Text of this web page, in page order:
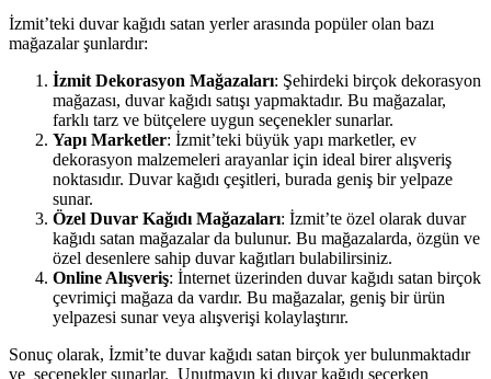
İzmit’teki duvar kağıdı satan yerler arasında popüler olan bazı
mağazalar şunlardır:
İzmit Dekorasyon Mağazaları: Şehirdeki birçok dekorasyon
mağazası, duvar kağıdı satışı yapmaktadır. Bu mağazalar,
farklı tarz ve bütçelere uygun seçenekler sunarlar.
Yapı Marketler: İzmit’teki büyük yapı marketler, ev
dekorasyon malzemeleri arayanlar için ideal birer alışveriş
noktasıdır. Duvar kağıdı çeşitleri, burada geniş bir yelpaze
sunar.
Özel Duvar Kağıdı Mağazaları: İzmit’te özel olarak duvar
kağıdı satan mağazalar da bulunur. Bu mağazalarda, özgün ve
özel desenlere sahip duvar kağıtları bulabilirsiniz.
Online Alışveriş: İnternet üzerinden duvar kağıdı satan birçok
çevrimiçi mağaza da vardır. Bu mağazalar, geniş bir ürün
yelpazesi sunar veya alışverişi kolaylaştırır.
Sonuç olarak, İzmit’te duvar kağıdı satan birçok yer bulunmaktadır
ve seçenekler sunarlar. Unutmayın ki duvar kağıdı seçerken